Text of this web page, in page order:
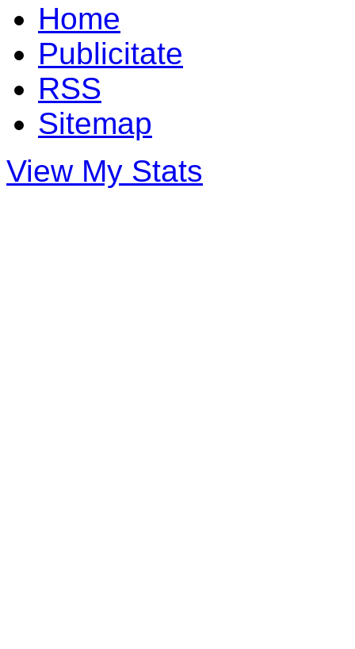
Home
Publicitate
RSS
Sitemap
View My Stats